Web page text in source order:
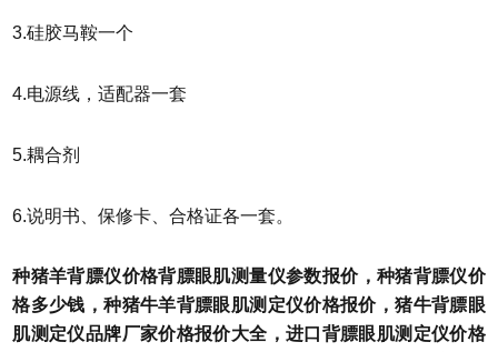
3.硅胶马鞍一个
4.电源线，适配器一套
5.耦合剂
6.说明书、保修卡、合格证各一套。
种猪羊背膘仪价格背膘眼肌测量仪参数报价，种猪背膘仪价
格多少钱，种猪牛羊背膘眼肌测定仪价格报价，猪牛背膘眼
肌测定仪品牌厂家价格报价大全，进口背膘眼肌测定仪价格